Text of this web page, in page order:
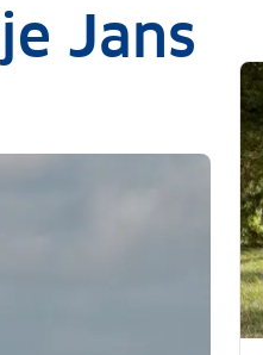
Jans